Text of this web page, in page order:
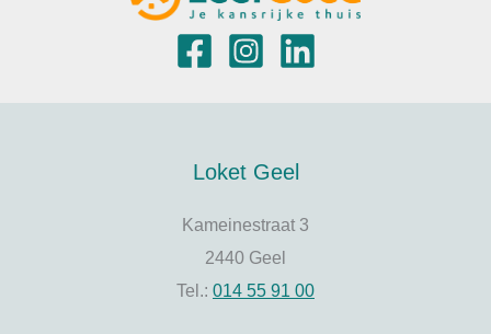
Loket Geel
Kameinestraat 3
2440 Geel
Tel.: 014 55 91 00